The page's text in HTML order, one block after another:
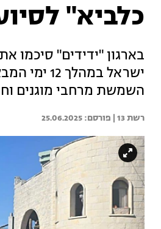
כלביא"
בארגון "ידידים" סיכמו
השמשת מרחבי מוגנים
רשת 13 | 25.06.2025